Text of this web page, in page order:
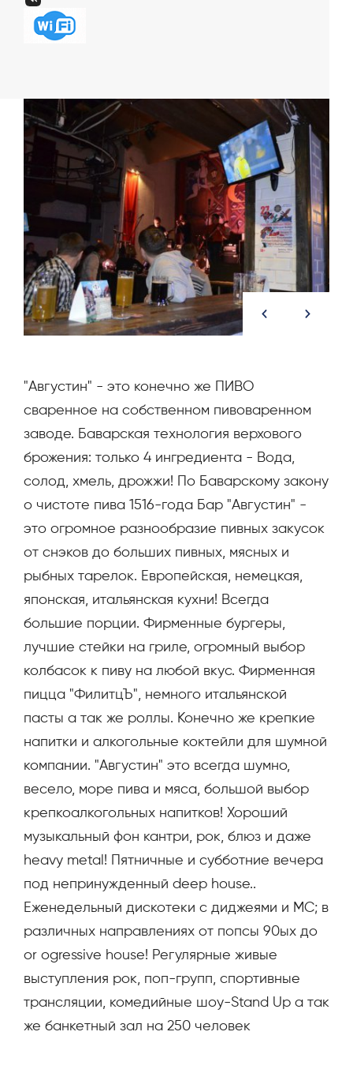
Previous
"Августин" - это конечно же ПИВО
сваренное на собственном пивоваренном
заводе. Баварская технология верхового
брожения: только 4 ингредиента - Вода,
солод, хмель, дрожжи! По Баварскому закону
о чистоте пива 1516-года Бар "Августин" -
это огромное разнообразие пивных закусок
от снэков до больших пивных, мясных и
рыбных тарелок. Европейская, немецкая,
японская, итальянская кухни! Всегда
большие порции. Фирменные бургеры,
лучшие стейки на гриле, огромный выбор
колбасок к пиву на любой вкус. Фирменная
пицца "ФилитцЪ", немного итальянской
пасты а так же роллы. Конечно же крепкие
напитки и алкогольные коктейли для шумной
компании. "Августин" это всегда шумно,
весело, море пива и мяса, большой выбор
крепкоалкогольных напитков! Хороший
музыкальный фон кантри, рок, блюз и даже
heavy metal! Пятничные и субботние вечера
под непринужденный deep house..
Еженедельный дискотеки с диджеями и МС; в
различных направлениях от попсы 90ых до
or ogressive house! Регулярные живые
выступления рок, поп-групп, спортивные
трансляции, комедийные шоу-Stand Up а так
же банкетный зал на 250 человек